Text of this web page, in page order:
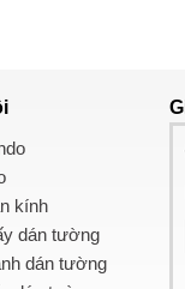
kính
dán tường
dán tường